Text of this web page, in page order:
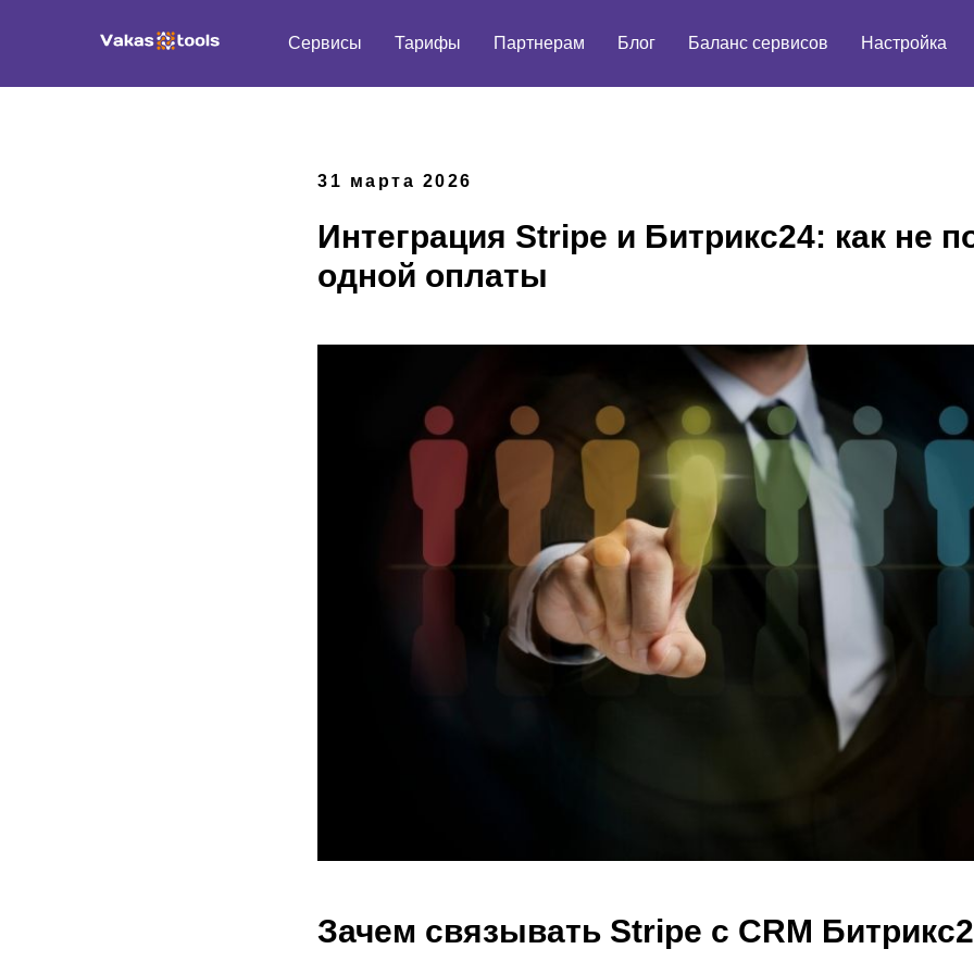
Сервисы Тарифы Партнерам Блог Баланс сервисов Настройка
31 марта 2026
Интеграция Stripe и Битрикс24: как не
одной оплаты
Зачем связывать Stripe с CRM